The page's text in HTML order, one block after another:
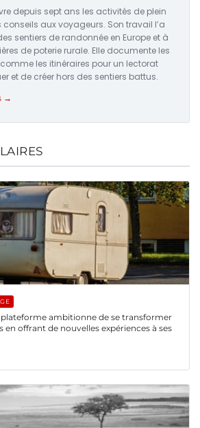
depuis sept ans les activités de plein
conseils aux voyageurs. Son travail l’a
sentiers de randonnée en Europe et à
de poterie rurale. Elle documente les
les itinéraires pour un lectorat
et de créer hors des sentiers battus.
→
plateforme ambitionne de se transformer
en offrant de nouvelles expériences à ses